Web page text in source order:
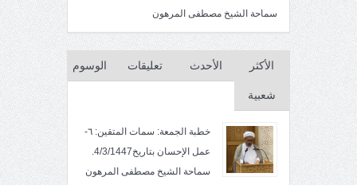
سماحة الشيخ مصطفى المرهون
الأكثر
شعبية
الأحدث تعليقات الوسوم
خطبة الجمعة: سمات المتقين: ٦-
عمل الإحسان بتاريخ4/3/1447.
سماحة الشيخ مصطفى المرهون